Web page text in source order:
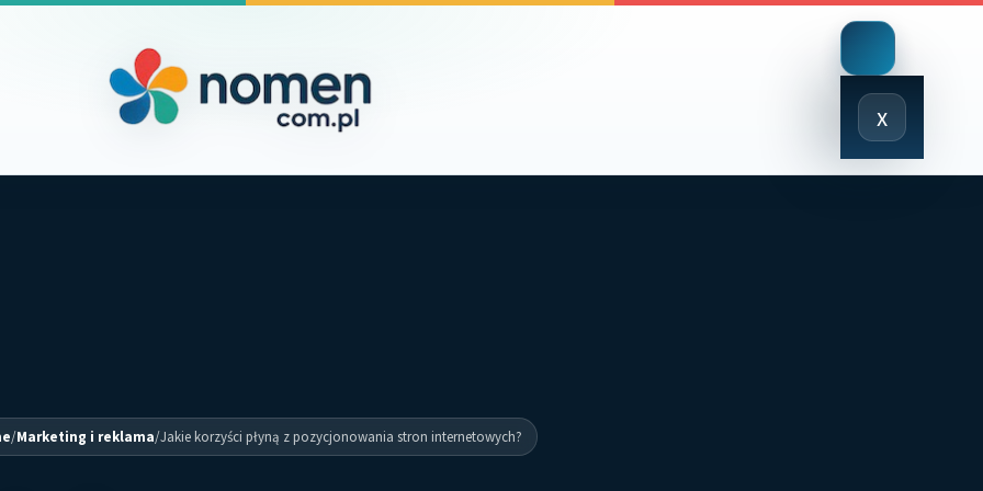
x
Close
Menu
/Marketing i reklama/Jakie korzyści płyną z pozycjonowania stron internetowych?